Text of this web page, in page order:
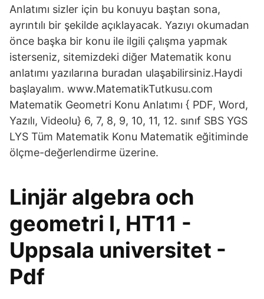
Anlatımı sizler için bu konuyu baştan sona,
ayrıntılı bir şekilde açıklayacak. Yazıyı okumadan
önce başka bir konu ile ilgili çalışma yapmak
isterseniz, sitemizdeki diğer Matematik konu
anlatımı yazılarına buradan ulaşabilirsiniz.Haydi
başlayalım. www.MatematikTutkusu.com
Matematik Geometri Konu Anlatımı { PDF, Word,
Yazılı, Videolu} 6, 7, 8, 9, 10, 11, 12. sınıf SBS YGS
LYS Tüm Matematik Konu Matematik eğitiminde
ölçme-değerlendirme üzerine.
Linjär algebra och
geometri I, HT11 -
Uppsala universitet -
Pdf